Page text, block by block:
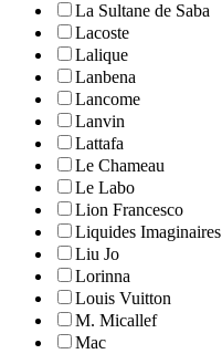
La Sultane de Saba
Lacoste
Lalique
Lanbena
Lancome
Lanvin
Lattafa
Le Chameau
Le Labo
Lion Francesco
Liquides Imaginaires
Liu Jo
Lorinna
Louis Vuitton
M. Micallef
Mac